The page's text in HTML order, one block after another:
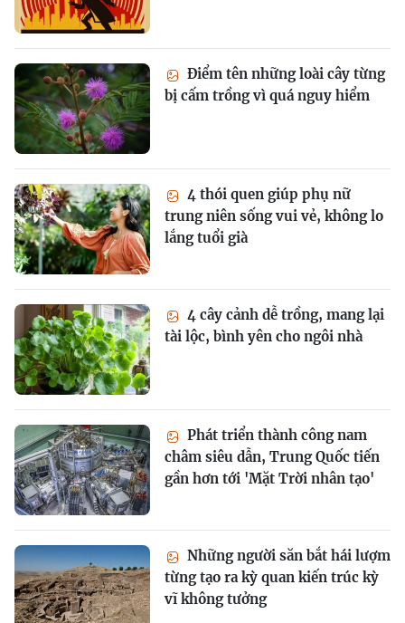
Điểm tên những loài cây từng
bị cấm trồng vì quá nguy hiểm
4 thói quen giúp phụ nữ
trung niên sống vui vẻ, không lo
lắng tuổi già
4 cây cảnh dễ trồng, mang lại
tài lộc, bình yên cho ngôi nhà
Phát triển thành công nam
châm siêu dẫn, Trung Quốc tiến
gần hơn tới 'Mặt Trời nhân tạo'
Những người săn bắt hái lượm
từng tạo ra kỳ quan kiến trúc kỳ
vĩ không tưởng